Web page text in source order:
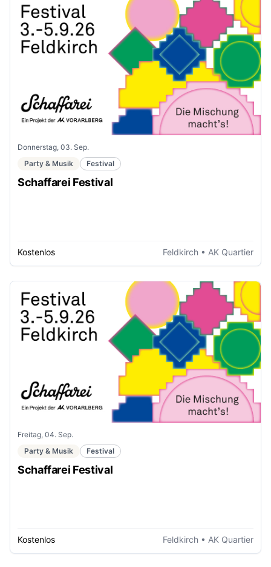
Donnerstag, 03. Sep.
Party & Musik
Festival
Schaffarei Festival
Kostenlos Feldkirch • AK Quartier
Freitag, 04. Sep.
Party & Musik
Festival
Schaffarei Festival
Kostenlos Feldkirch • AK Quartier